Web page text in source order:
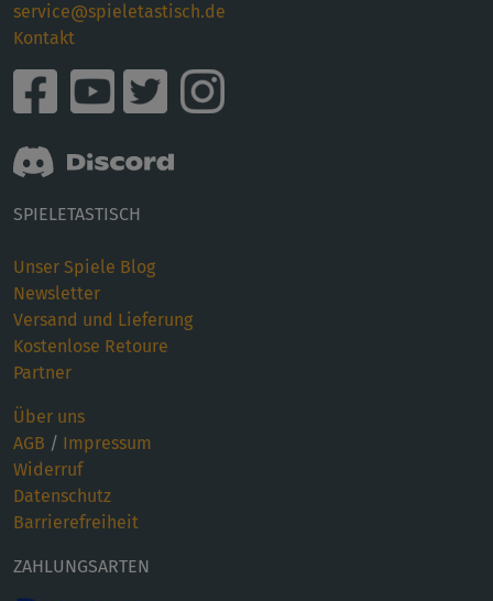
service@spieletastisch.de
Kontakt
SPIELETASTISCH
Unser Spiele Blog
Newsletter
Versand und Lieferung
Kostenlose Retoure
Partner
Über uns
AGB / Impressum
Widerruf
Datenschutz
Barrierefreiheit
ZAHLUNGSARTEN